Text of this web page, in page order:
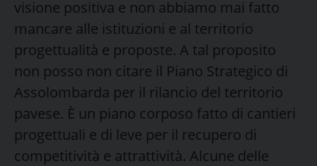
visione positiva e non abbiamo mai fatto
mancare alle istituzioni e al territorio
progettualità e proposte. A tal proposito
non posso non citare il Piano Strategico di
Assolombarda per il rilancio del territorio
pavese. È un piano corposo fatto di cantieri
progettuali e di leve per il recupero di
competitività e attrattività. Alcune delle